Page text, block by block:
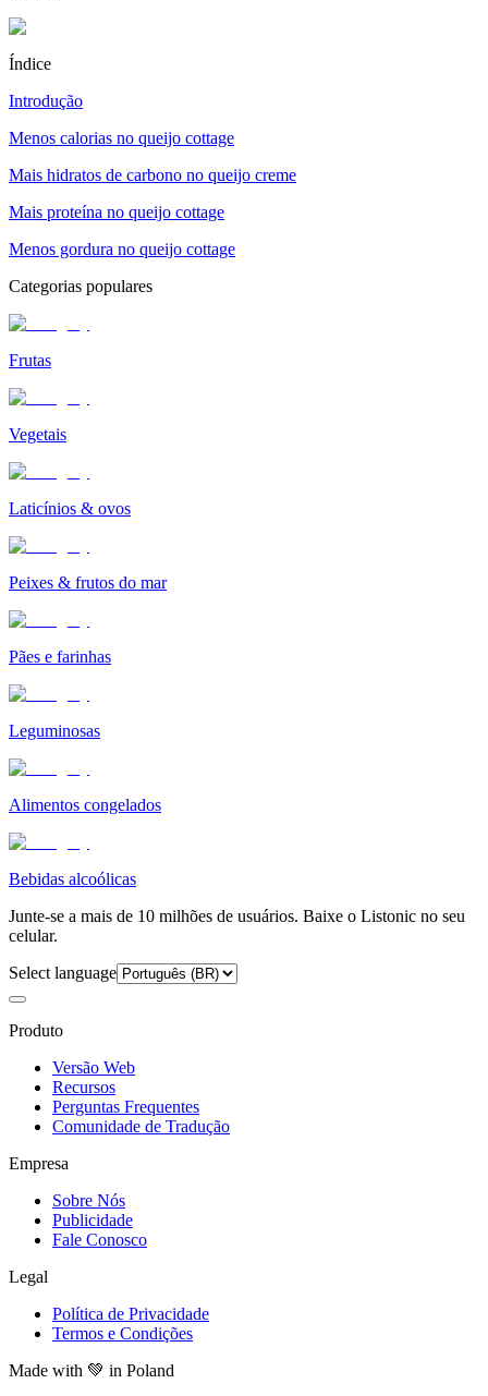
Índice
Introdução
Menos calorias no queijo cottage
Mais hidratos de carbono no queijo creme
Mais proteína no queijo cottage
Menos gordura no queijo cottage
Categorias populares
Frutas
Vegetais
Laticínios & ovos
Peixes & frutos do mar
Pães e farinhas
Leguminosas
Alimentos congelados
Bebidas alcoólicas
Junte-se a mais de 10 milhões de usuários. Baixe o Listonic no seu
celular.
Select language
Produto
Versão Web
Recursos
Perguntas Frequentes
Comunidade de Tradução
Empresa
Sobre Nós
Publicidade
Fale Conosco
Legal
Política de Privacidade
Termos e Condições
Made with 💚 in Poland